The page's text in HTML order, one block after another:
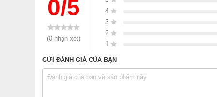
0/5
(0 nhận xét)
4
3
2
1
GỬI ĐÁNH GIÁ CỦA BẠN